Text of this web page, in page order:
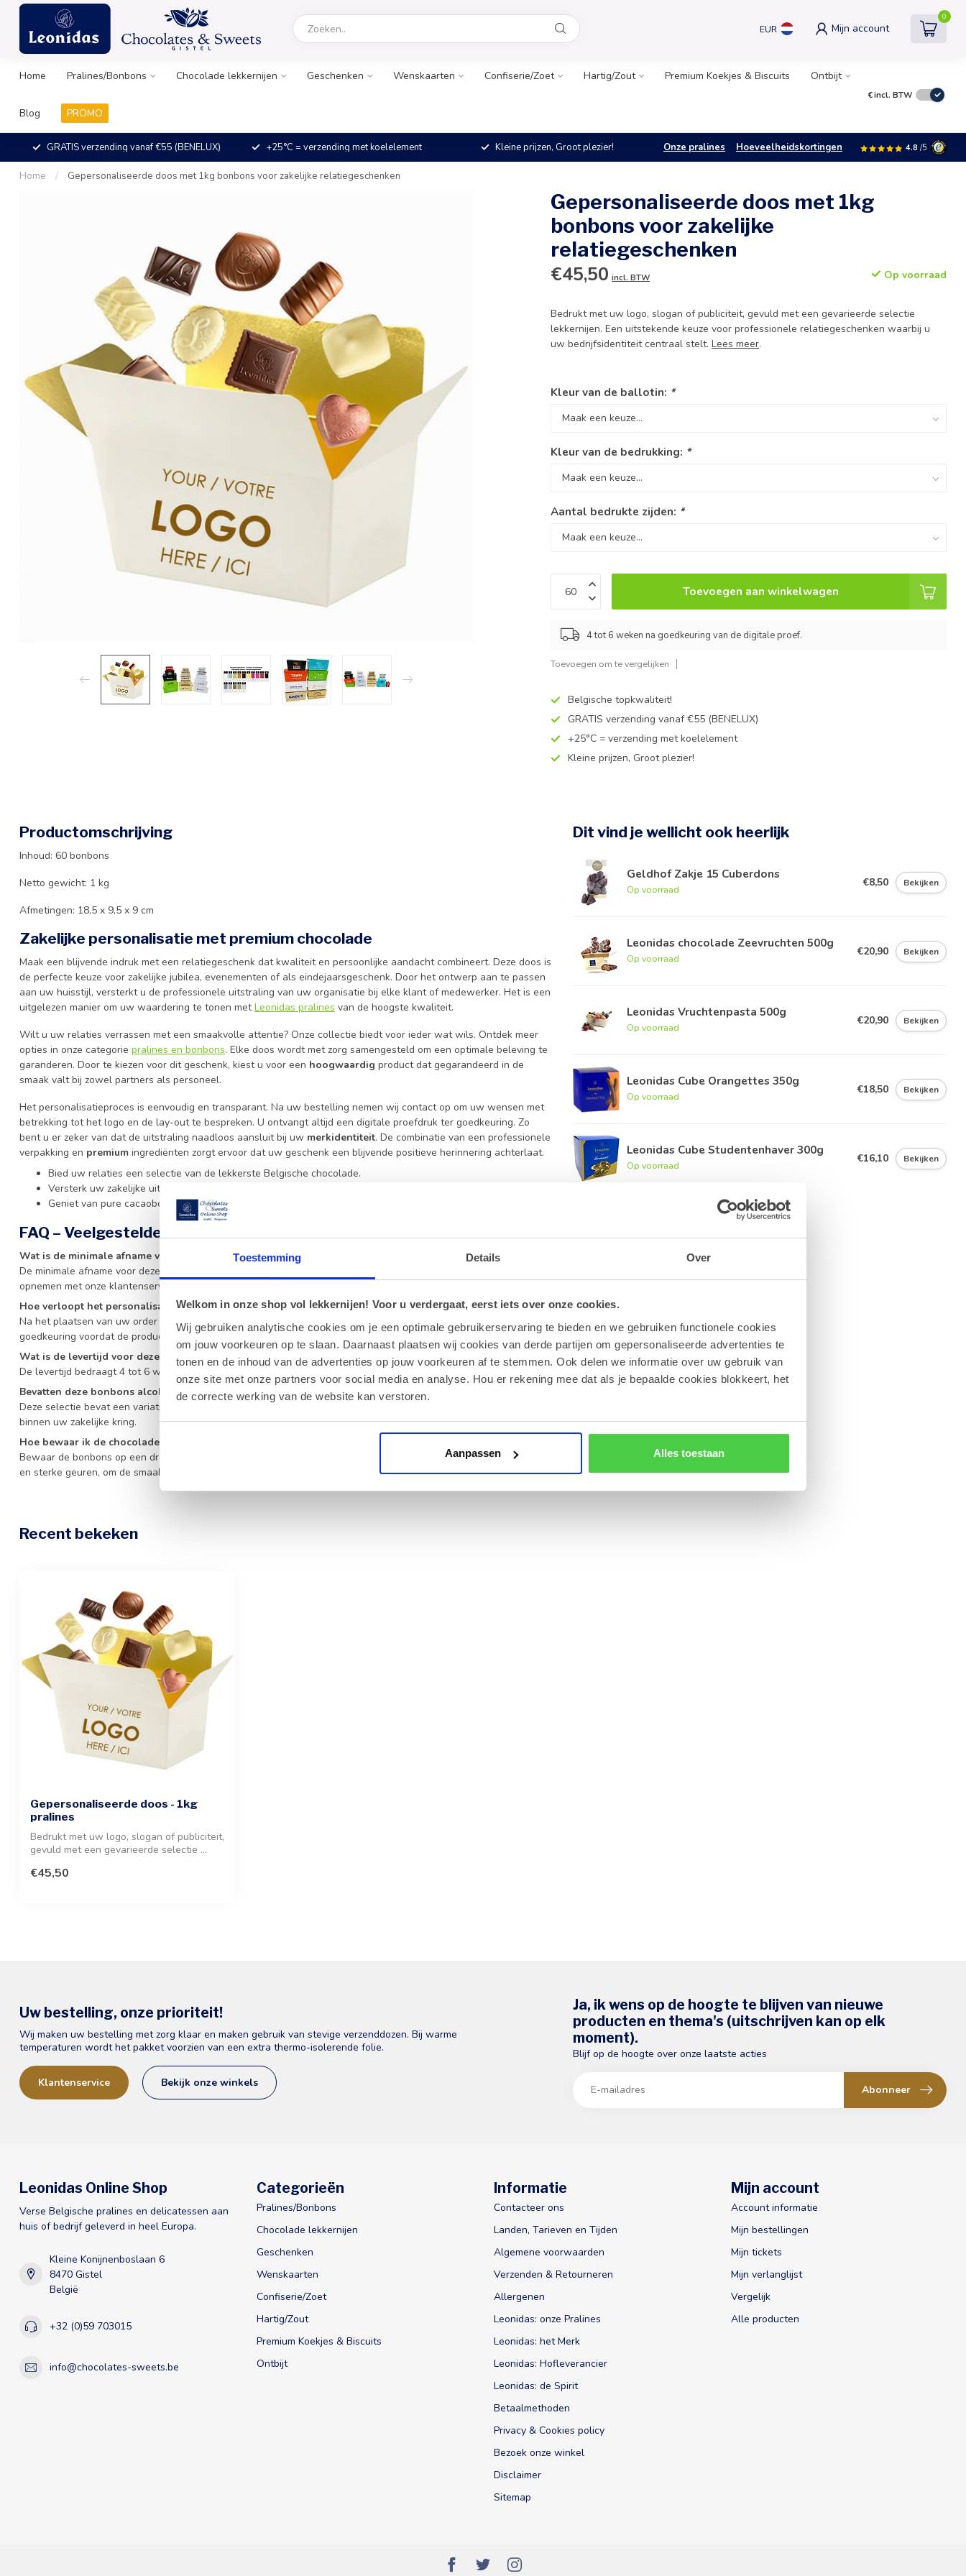
Toestemming Details Over
Welkom in onze shop vol lekkernijen! Voor u verdergaat, eerst iets over onze cookies.
Wij gebruiken analytische cookies om je een optimale gebruikerservaring te bieden en we gebruiken functionele cookies
om jouw voorkeuren op te slaan. Daarnaast plaatsen wij cookies van derde partijen om gepersonaliseerde advertenties te
tonen en de inhoud van de advertenties op jouw voorkeuren af te stemmen. Ook delen we informatie over uw gebruik van
onze site met onze partners voor social media en analyse. Hou er rekening mee dat als je bepaalde cookies blokkeert, het
de correcte werking van de website kan verstoren.
Aanpassen Alles toestaan
EUR Mijn account
0
Home Pralines/Bonbons Chocolade lekkernijen Geschenken Wenskaarten Confiserie/Zoet Hartig/Zout Premium Koekjes & Biscuits Ontbijt
Blog PROMO
€incl. BTW
GRATIS verzending vanaf €55 (BENELUX) +25°C = verzending met koelelement Kleine prijzen, Groot plezier! Onze pralines Hoeveelheidskortingen 4.8 /5
Home / Gepersonaliseerde doos met 1kg bonbons voor zakelijke relatiegeschenken
Gepersonaliseerde doos met 1kg
bonbons voor zakelijke
relatiegeschenken
€45,50 incl. BTW Op voorraad
Bedrukt met uw logo, slogan of publiciteit, gevuld met een gevarieerde selectie
lekkernijen. Een uitstekende keuze voor professionele relatiegeschenken waarbij u
uw bedrijfsidentiteit centraal stelt.Lees meer.
Kleur van de ballotin: *
Kleur van de bedrukking: *
Aantal bedrukte zijden: *
Toevoegen aan winkelwagen
4 tot 6 weken na goedkeuring van de digitale proef.
Toevoegen om te vergelijken
Belgische topkwaliteit!
GRATIS verzending vanaf €55 (BENELUX)
+25°C = verzending met koelelement
Kleine prijzen, Groot plezier!
Productomschrijving
Inhoud: 60 bonbons
Netto gewicht: 1 kg
Afmetingen: 18,5 x 9,5 x 9 cm
Zakelijke personalisatie met premium chocolade
Maak een blijvende indruk met een relatiegeschenk dat kwaliteit en persoonlijke aandacht combineert. Deze doos is
de perfecte keuze voor zakelijke jubilea, evenementen of als eindejaarsgeschenk. Door het ontwerp aan te passen
aan uw huisstijl, versterkt u de professionele uitstraling van uw organisatie bij elke klant of medewerker. Het is een
uitgelezen manier om uw waardering te tonen metLeonidas pralines van de hoogste kwaliteit.
Wilt u uw relaties verrassen met een smaakvolle attentie? Onze collectie biedt voor ieder wat wils. Ontdek meer
opties in onze categorie pralines en bonbons. Elke doos wordt met zorg samengesteld om een optimale beleving te
garanderen. Door te kiezen voor dit geschenk, kiest u voor een hoogwaardig product dat gegarandeerd in de
smaak valt bij zowel partners als personeel.
Het personalisatieproces is eenvoudig en transparant. Na uw bestelling nemen wij contact op om uw wensen met
betrekking tot het logo en de lay-out te bespreken. U ontvangt altijd een digitale proefdruk ter goedkeuring. Zo
bent u er zeker van dat de uitstraling naadloos aansluit bij uw merkidentiteit. De combinatie van een professionele
verpakking en premium ingrediënten zorgt ervoor dat uw geschenk een blijvende positieve herinnering achterlaat.
Bied uw relaties een selectie van de lekkerste Belgische chocolade.
Versterk uw zakelijke uitstraling door de verpakking te voorzien van uw eigen logo of boodschap.
Geniet van pure cacaoboter en gegarandeerde versheid in elk geschenk.
FAQ – Veelgestelde vragen over de gepersonaliseerde doos
Wat is de minimale afname voor deze gepersonaliseerde doos?
De minimale afname voor deze dozen bedraagt 60 stuks. Voor kleinere aantallen kunt u vrijblijvend contact
opnemen met onze klantenservice.
Hoe verloopt het personalisatieproces voor de doos?
Na het plaatsen van uw order nemen wij contact op voor het ontwerp. U ontvangt altijd een digitale proefdruk ter
goedkeuring voordat de productie van uw relatiegeschenken start.
Wat is de levertijd voor deze gepersonaliseerde geschenken?
De levertijd bedraagt 4 tot 6 weken na de definitieve goedkeuring van uw digitale proefdruk.
Bevatten deze bonbons alcohol?
Deze selectie bevat een variatie aan bonbons zonder alcohol, waardoor ze zeer geschikt zijn voor een breed publiek
binnen uw zakelijke kring.
Hoe bewaar ik de chocolade het best?
Bewaar de bonbons op een droge, koele plaats tussen de 15 en 18 graden Celsius, uit de buurt van direct zonlicht
en sterke geuren, om de smaak en textuur optimaal te houden.
Dit vind je wellicht ook heerlijk
Geldhof Zakje 15 Cuberdons
Op voorraad
€8,50 Bekijken
Leonidas chocolade Zeevruchten 500g
Op voorraad
€20,90 Bekijken
Leonidas Vruchtenpasta 500g
Op voorraad
€20,90 Bekijken
Leonidas Cube Orangettes 350g
Op voorraad
€18,50 Bekijken
Leonidas Cube Studentenhaver 300g
Op voorraad
€16,10 Bekijken
Recent bekeken
Gepersonaliseerde doos - 1kg
pralines
Bedrukt met uw logo, slogan of publiciteit,
gevuld met een gevarieerde selectie ...
€45,50
Uw bestelling, onze prioriteit!
Wij maken uw bestelling met zorg klaar en maken gebruik van stevige verzenddozen. Bij warme
temperaturen wordt het pakket voorzien van een extra thermo-isolerende folie.
Klantenservice Bekijk onze winkels
Ja, ik wens op de hoogte te blijven van nieuwe
producten en thema's (uitschrijven kan op elk
moment).
Blijf op de hoogte over onze laatste acties
Abonneer
Leonidas Online Shop
Verse Belgische pralines en delicatessen aan
huis of bedrijf geleverd in heel Europa.
Kleine Konijnenboslaan 6
8470 Gistel
België
+32 (0)59 703015
info@chocolates-sweets.be
Categorieën
Pralines/Bonbons
Chocolade lekkernijen
Geschenken
Wenskaarten
Confiserie/Zoet
Hartig/Zout
Premium Koekjes & Biscuits
Ontbijt
Informatie
Contacteer ons
Landen, Tarieven en Tijden
Algemene voorwaarden
Verzenden & Retourneren
Allergenen
Leonidas: onze Pralines
Leonidas: het Merk
Leonidas: Hofleverancier
Leonidas: de Spirit
Betaalmethoden
Privacy & Cookies policy
Bezoek onze winkel
Disclaimer
Sitemap
Mijn account
Account informatie
Mijn bestellingen
Mijn tickets
Mijn verlanglijst
Vergelijk
Alle producten